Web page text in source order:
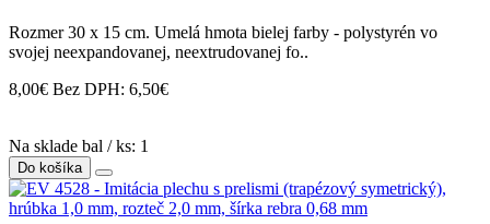
Rozmer 30 x 15 cm. Umelá hmota bielej farby - polystyrén vo
svojej neexpandovanej, neextrudovanej fo..
8,00€ Bez DPH: 6,50€
Na sklade bal / ks: 1
Do košíka